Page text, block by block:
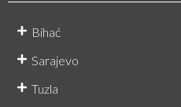
Bihać
Sarajevo
Tuzla